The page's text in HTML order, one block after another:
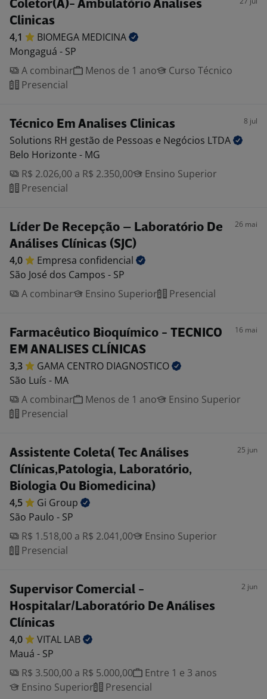
Coletor(A)- Ambulatório Analises
Clinicas
4,1 BIOMEGA MEDICINA
Mongaguá - SP
A combinar
Menos de 1 ano
Curso Técnico
Presencial
Técnico Em Analises Clinicas 8 jul
Solutions RH gestão de Pessoas e Negócios LTDA
Belo Horizonte - MG
R$ 2.026,00 a R$ 2.350,00
Ensino Superior
Presencial
Líder De Recepção – Laboratório De
Análises Clínicas (SJC)
26 mai
4,0 Empresa confidencial
São José dos Campos - SP
A combinar
Ensino Superior Presencial
Farmacêutico Bioquímico - TECNICO
EM ANALISES CLÍNICAS
16 mai
3,3 GAMA CENTRO DIAGNOSTICO
São Luís - MA
A combinar
Menos de 1 ano
Ensino Superior
Presencial
Assistente Coleta( Tec Análises
Clínicas,Patologia, Laboratório,
Biologia Ou Biomedicina)
25 jun
4,5 Gi Group
São Paulo - SP
R$ 1.518,00 a R$ 2.041,00
Ensino Superior
Presencial
Supervisor Comercial -
Hospitalar/Laboratório De Análises
Clínicas
2 jun
4,0 VITAL LAB
Mauá - SP
R$ 3.500,00 a R$ 5.000,00
Entre 1 e 3 anos
Ensino Superior
Presencial